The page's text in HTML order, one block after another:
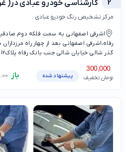
2 کارشناسی خودرو عبادی در(
مرکز تشخیص رنگ خودرو عبادی
رفاه،اشرفی اصفهانی بعد از چهار راه
گذر شالی خیایان شالی جنب بانک رفاه پلاک۱۲
300,000
تومان تخفیف پیشنهاد شده باز